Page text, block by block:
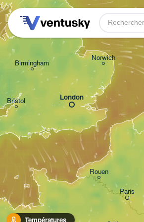
Températures
London
Birmingham
Bristol
Norwich
Rouen
Paris